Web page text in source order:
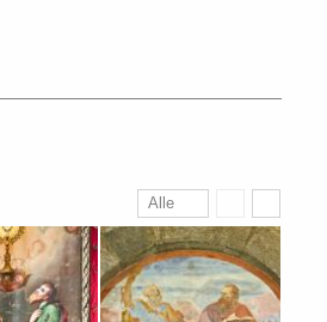
Alle